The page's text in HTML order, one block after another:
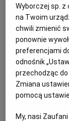
Otrzymuj
spełniającymi
Wyborczej sp. z
na Twoim
chwili zmienić
ponownie
preferencjami
odnośnik
przechodząc do
Zmiana
pomocą
My, nasi